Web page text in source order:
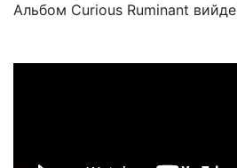
Альбом Curious Ruminant вийде